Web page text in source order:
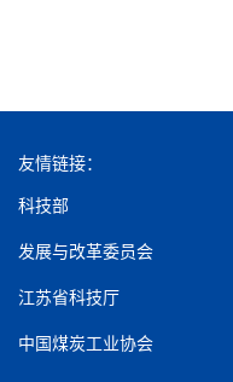
友情链接：
科技部
发展与改革委员会
江苏省科技厅
中国煤炭工业协会